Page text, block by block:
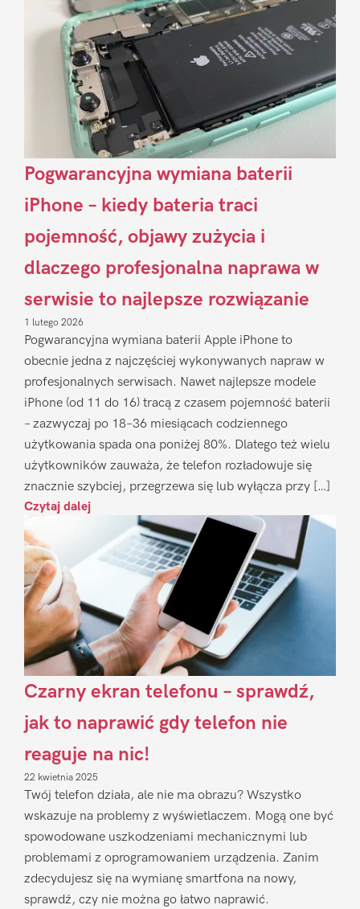
Pogwarancyjna wymiana baterii
iPhone – kiedy bateria traci
pojemność, objawy zużycia i
dlaczego profesjonalna naprawa w
serwisie to najlepsze rozwiązanie
1 lutego 2026
Pogwarancyjna wymiana baterii Apple iPhone to
obecnie jedna z najczęściej wykonywanych napraw w
profesjonalnych serwisach. Nawet najlepsze modele
iPhone (od 11 do 16) tracą z czasem pojemność baterii
– zazwyczaj po 18–36 miesiącach codziennego
użytkowania spada ona poniżej 80%. Dlatego też wielu
użytkowników zauważa, że telefon rozładowuje się
znacznie szybciej, przegrzewa się lub wyłącza przy […]
Czytaj dalej
Czarny ekran telefonu – sprawdź,
jak to naprawić gdy telefon nie
reaguje na nic!
22 kwietnia 2025
Twój telefon działa, ale nie ma obrazu? Wszystko
wskazuje na problemy z wyświetlaczem. Mogą one być
spowodowane uszkodzeniami mechanicznymi lub
problemami z oprogramowaniem urządzenia. Zanim
zdecydujesz się na wymianę smartfona na nowy,
sprawdź, czy nie można go łatwo naprawić.